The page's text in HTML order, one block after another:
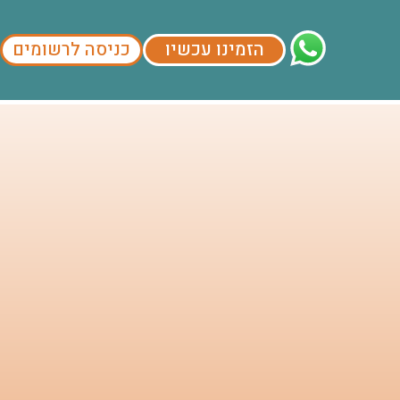
הזמינו עכשיו כניסה לרשומים
התעייפתם מכל האטרקציות? קחו רגע לעצמכם והגיעו לאחד מסניפי אקווה ספא/bool באילת. תוכלו ליהנות מעיסוי מפנק בקפסולת עיסוי D3 מתקדמת